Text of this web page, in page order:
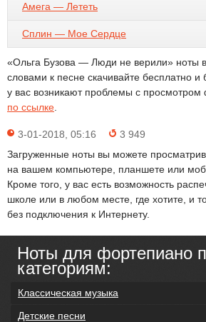
Амега — Лететь
Сплин — Мое Сердце
«Ольга Бузова — Люди не верили» ноты
словами к песне скачивайте бесплатно и
у вас возникают проблемы с просмотром
по ссылке
3-01-2018, 05:16
3 949
Загруженные ноты вы можете
на вашем компьютере, планшете или
Кроме того, у вас есть возможность
школе или в любом месте, где хотите, и
без подключения к Интернету.
Ноты для фортепиано
категориям:
Классическая музыка
Детские песни